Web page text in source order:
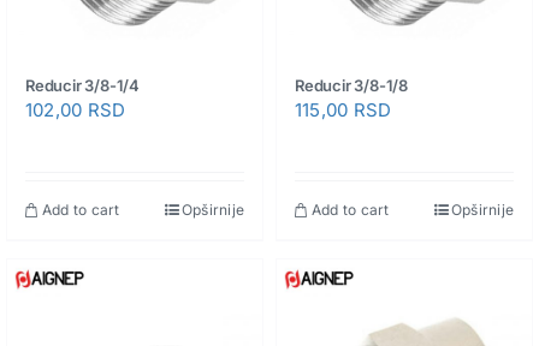
Reducir 3/8-1/4
102,00 RSD
Add to cart Opširnije
Reducir 3/8-1/8
115,00 RSD
Add to cart Opširnije